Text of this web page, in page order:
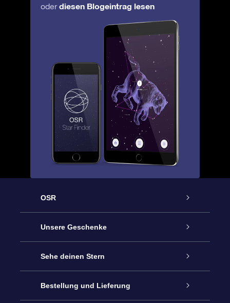
oderdiesen Blogeintrag lesen
OSR
Service
Kontakt
Blog
Unsere Geschenke
Sterne schenken
OSR-Geschenkpaket
Sehe deinen Stern
Sternregister
Bestellung und Lieferung